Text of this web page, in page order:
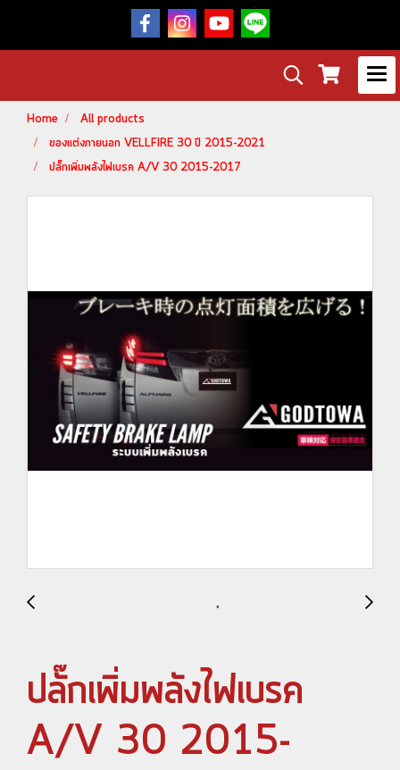
Home
All products
ของแต่งภายนอก VELLFIRE 30 ปี 2015-2021
ปลั๊กเพิ่มพลังไฟเบรค A/V 30 2015-2017
ปลั๊กเพิ่มพลังไฟเบรค
A/V 30 2015-